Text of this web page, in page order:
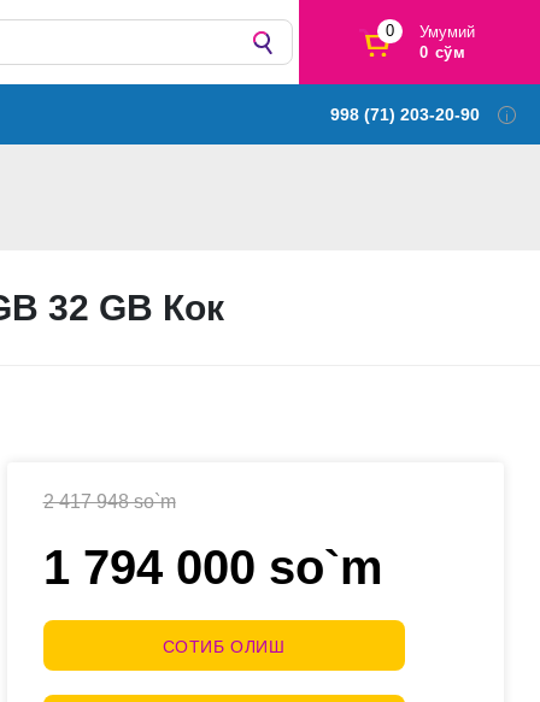
0
Умумий
0 сўм
998 (71) 203-20-90
32 GB Кок
2 417 948 so`m
1 794 000 so`m
СОТИБ ОЛИШ